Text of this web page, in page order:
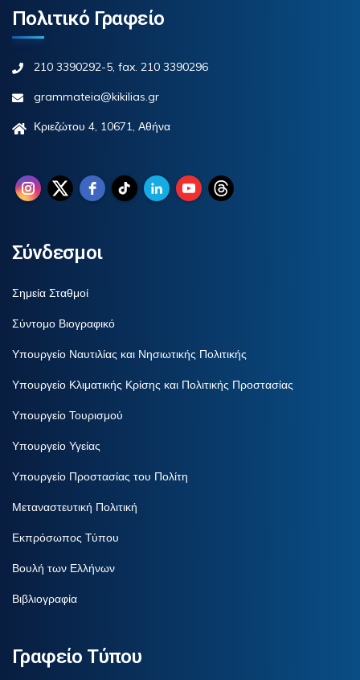
Πολιτικό Γραφείο
210 3390292-5, fax. 210 3390296
grammateia@kikilias.gr
Κριεζώτου 4, 10671, Αθήνα
Σύνδεσμοι
Σημεία Σταθμοί
Σύντομο Βιογραφικό
Υπουργείο Ναυτιλίας και Νησιωτικής Πολιτικής
Υπουργείο Κλιματικής Κρίσης και Πολιτικής Προστασίας
Υπουργείο Τουρισμού
Υπουργείο Υγείας
Υπουργείο Προστασίας του Πολίτη
Μεταναστευτική Πολιτική
Εκπρόσωπος Τύπου
Βουλή των Ελλήνων
Βιβλιογραφία
Γραφείο Τύπου